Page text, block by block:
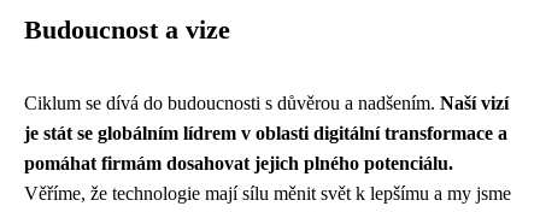
Budoucnost a vize
Ciklum se dívá do budoucnosti s důvěrou a nadšením. Naší vizí
je stát se globálním lídrem v oblasti digitální transformace a
pomáhat firmám dosahovat jejich plného potenciálu.
Věříme, že technologie mají sílu měnit svět k lepšímu a my jsme